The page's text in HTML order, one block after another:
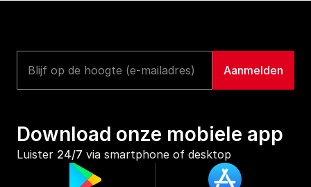
Download onze mobiele app
Luister 24/7 via smartphone of desktop